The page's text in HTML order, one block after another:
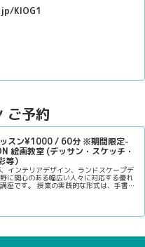
KlOG1
ご予約
スン¥1000 / 60分 ※期間限定-
絵画教室 (デッサン・スケッチ・
等）
、インテリアデザイン、ランドスケープデ
に関心のある幅広い人々に対応する優れ
座です。 授業の実践的な形式は、手書き